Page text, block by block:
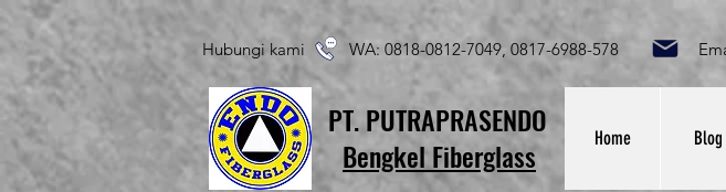
Hubungi kami WA: 0818-0812-7049, 0817-6988-578
Bengkel Fiberglass
PT. PUTRAPRASENDO Home Blog